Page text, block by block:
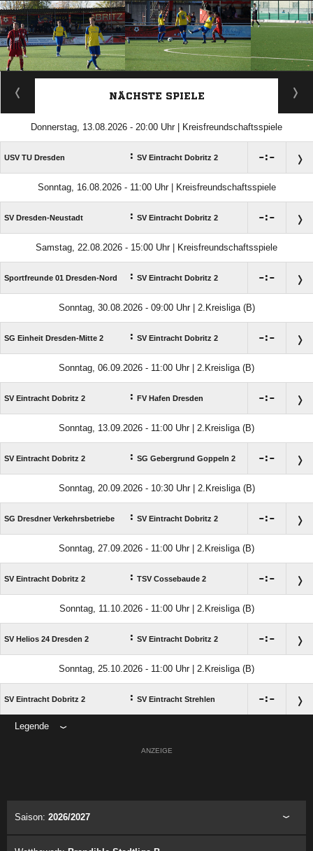
ANZEIGE
NÄCHSTE SPIELE
Donnerstag, 13.08.2026 - 20:00 Uhr | Kreisfreundschaftsspiele
USV TU Dresden : SV Eintracht Dobritz 2 :
Sonntag, 16.08.2026 - 11:00 Uhr | Kreisfreundschaftsspiele
SV Dresden-Neustadt : SV Eintracht Dobritz 2 :
Samstag, 22.08.2026 - 15:00 Uhr | Kreisfreundschaftsspiele
Sportfreunde 01 Dresden-Nord : SV Eintracht Dobritz 2 :
Sonntag, 30.08.2026 - 09:00 Uhr | 2.Kreisliga (B)
SG Einheit Dresden-Mitte 2 : SV Eintracht Dobritz 2 :
Sonntag, 06.09.2026 - 11:00 Uhr | 2.Kreisliga (B)
SV Eintracht Dobritz 2 : FV Hafen Dresden :
Sonntag, 13.09.2026 - 11:00 Uhr | 2.Kreisliga (B)
SV Eintracht Dobritz 2 : SG Gebergrund Goppeln 2 :
Sonntag, 20.09.2026 - 10:30 Uhr | 2.Kreisliga (B)
SG Dresdner Verkehrsbetriebe : SV Eintracht Dobritz 2 :
Sonntag, 27.09.2026 - 11:00 Uhr | 2.Kreisliga (B)
SV Eintracht Dobritz 2 : TSV Cossebaude 2 :
Sonntag, 11.10.2026 - 11:00 Uhr | 2.Kreisliga (B)
SV Helios 24 Dresden 2 : SV Eintracht Dobritz 2 :
Sonntag, 25.10.2026 - 11:00 Uhr | 2.Kreisliga (B)
SV Eintracht Dobritz 2 : SV Eintracht Strehlen :
Legende
ANZEIGE
Saison: 2026/2027